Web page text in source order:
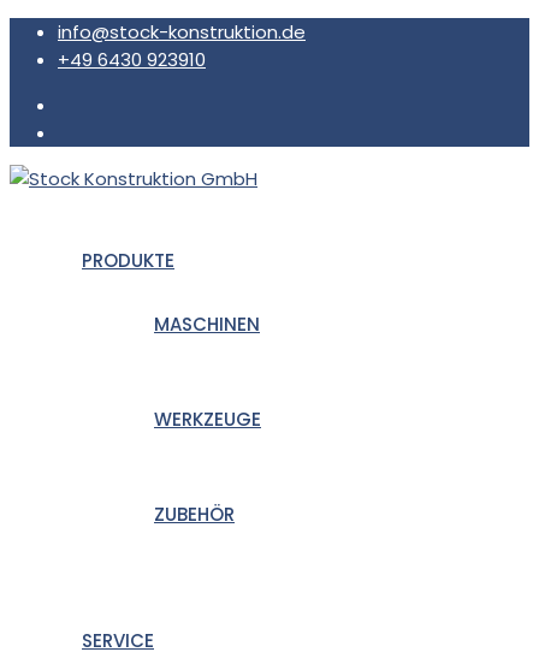
info@stock-konstruktion.de
+49 6430 923910
Stock Konstruktion GmbH
PRODUKTE
MASCHINEN
WERKZEUGE
ZUBEHÖR
SERVICE